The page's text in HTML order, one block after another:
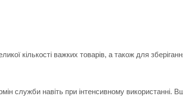
кількості важких товарів, а також для
служби навіть при інтенсивному використанні.